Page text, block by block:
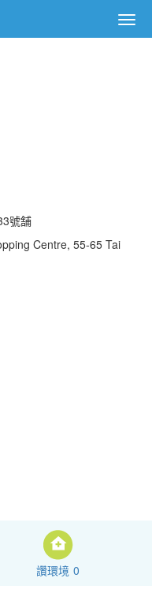
號舗
Centre, 55-65 Tai
讚環境 0